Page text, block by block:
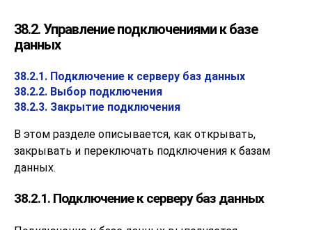
38.2. Управление подключениями к базе
данных
38.2.1. Подключение к серверу баз данных
38.2.2. Выбор подключения
38.2.3. Закрытие подключения
В этом разделе описывается, как открывать,
закрывать и переключать подключения к базам
данных.
38.2.1. Подключение к серверу баз данных